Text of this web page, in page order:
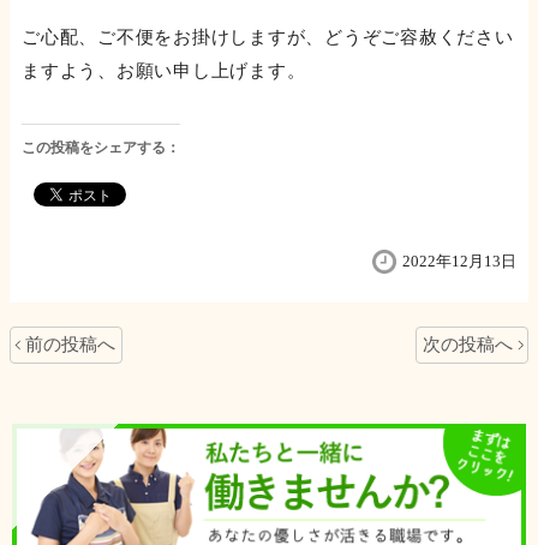
ご心配、ご不便をお掛けしますが、どうぞご容赦ください
ますよう、お願い申し上げます。
この投稿をシェアする：
2022年12月13日
前の投稿へ 次の投稿へ